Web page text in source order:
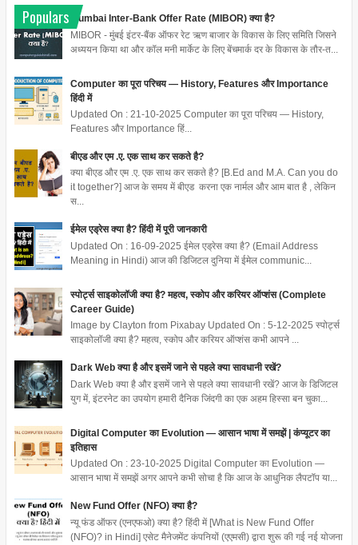
Populars
Mumbai Inter-Bank Offer Rate (MIBOR) क्या है?
MIBOR - मुंबई इंटर-बैंक ऑफर रेट ऋण बाजार के विकास के लिए समिति जिसने
अध्ययन किया था और कॉल मनी मार्केट के लिए बेंचमार्क दर के विकास के तौर-त...
Computer का पूरा परिचय — History, Features और Importance
हिंदी में
Updated On : 21-10-2025 Computer का पूरा परिचय — History,
Features और Importance हिं...
बीएड और एम .ए. एक साथ कर सकते है?
क्या बीएड और एम .ए. एक साथ कर सकते है? [B.Ed and M.A. Can you do
it together?] आज के समय में बीएड करना एक नार्मल और आम बात है , लेकिन
स...
ईमेल एड्रेस क्या है? हिंदी में पूरी जानकारी
Updated On : 16-09-2025 ईमेल एड्रेस क्या है? (Email Address
Meaning in Hindi) आज की डिजिटल दुनिया में ईमेल communic...
स्पोर्ट्स साइकोलॉजी क्या है? महत्व, स्कोप और करियर ऑप्शंस (Complete
Career Guide)
Image by Clayton from Pixabay Updated On : 5-12-2025 स्पोर्ट्स
साइकोलॉजी क्या है? महत्व, स्कोप और करियर ऑप्शंस कभी आपने ...
Dark Web क्या है और इसमें जाने से पहले क्या सावधानी रखें?
Dark Web क्या है और इसमें जाने से पहले क्या सावधानी रखें? आज के डिजिटल
युग में, इंटरनेट का उपयोग हमारी दैनिक जिंदगी का एक अहम हिस्सा बन चुका...
Digital Computer का Evolution — आसान भाषा में समझें | कंप्यूटर का
इतिहास
Updated On : 23-10-2025 Digital Computer का Evolution —
आसान भाषा में समझें अगर आपने कभी सोचा है कि आज के आधुनिक लैपटॉप या...
New Fund Offer (NFO) क्या है?
न्यू फंड ऑफर (एनएफओ) क्या है? हिंदी में [What is New Fund Offer
(NFO)? in Hindi] एसेट मैनेजमेंट कंपनियों (एएमसी) द्वारा शुरू की गई नई योजना